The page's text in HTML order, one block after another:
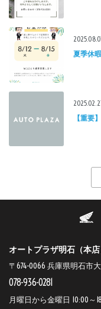
夏季休
【重要
オートプラザ明石（本店
〒674-0066 兵庫県明石市
078-936-0281
月曜日から金曜日 10:00～